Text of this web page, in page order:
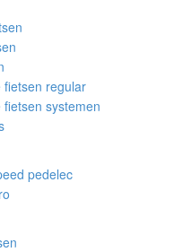
fietsen regular
systemen
pedelec